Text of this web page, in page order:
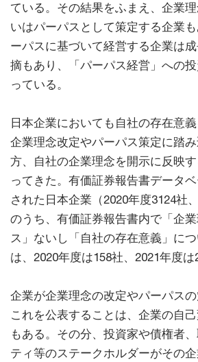
ている。その結果をふまえ、企業
いはパーパスとして策定する企業
ーパスに基づいて経営する企業は
摘もあり、「パーパス経営」への
っている。
日本企業においても自社の存在意義
企業理念改定やパーパス策定に踏
方、自社の企業理念を開示に反映
ってきた。有価証券報告書データ
された日本企業（2020年度3124社
のうち、有価証券報告書内で「企
ス」ないし「自社の存在意義」に
は、2020年度は158社、2021年度は
企業が企業理念の改定やパーパスの
これを公表することは、企業の自
もある。その分、投資家や債権者
ティ等のステークホルダーがその